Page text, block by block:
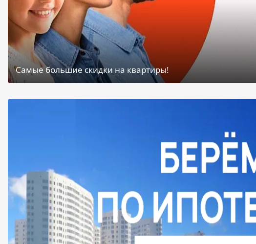
Самые большие скидки на квартиры!